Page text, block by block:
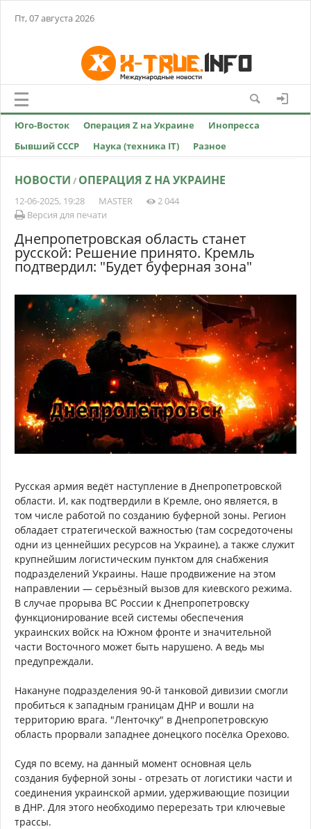
Пт, 07 августа 2026
Юго-Восток Операция Z на Украине
Инопресса
Бывший СССР
Наука (техника IT) Разное
НОВОСТИ / ОПЕРАЦИЯ Z НА УКРАИНЕ
12-06-2025, 19:28 MASTER
2 044
Версия для печати
Днепропетровская область станет
русской: Решение принято. Кремль
подтвердил: "Будет буферная зона"
Русская армия ведёт наступление в Днепропетровской
области. И, как подтвердили в Кремле, оно является, в
том числе работой по созданию буферной зоны. Регион
обладает стратегической важностью (там сосредоточены
одни из ценнейших ресурсов на Украине), а также служит
крупнейшим логистическим пунктом для снабжения
подразделений Украины. Наше продвижение на этом
направлении — серьёзный вызов для киевского режима.
В случае прорыва ВС России к Днепропетровску
функционирование всей системы обеспечения
украинских войск на Южном фронте и значительной
части Восточного может быть нарушено. А ведь мы
предупреждали.
Накануне подразделения 90-й танковой дивизии смогли
пробиться к западным границам ДНР и вошли на
территорию врага. "Ленточку" в Днепропетровскую
область прорвали западнее донецкого посёлка Орехово.
Судя по всему, на данный момент основная цель
создания буферной зоны - отрезать от логистики части и
соединения украинской армии, удерживающие позиции
в ДНР. Для этого необходимо перерезать три ключевые
трассы.